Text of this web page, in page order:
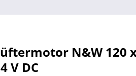
N&W 120
V DC